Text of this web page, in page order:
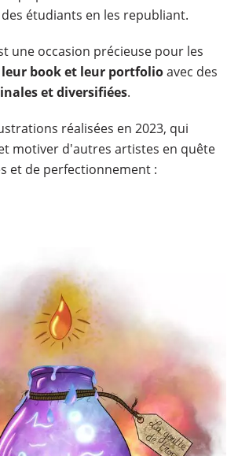
étudiants en les republiant.
une occasion précieuse pour les
book et leur portfolioavec des
et diversifiées.
réalisées en 2023, qui
motiver d'autres artistes en quête
et de perfectionnement :